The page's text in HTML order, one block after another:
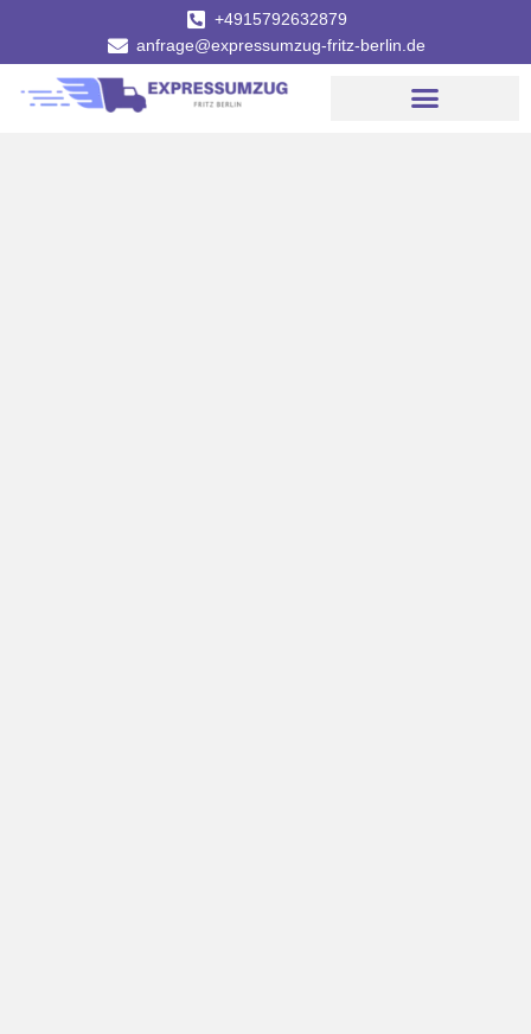
+4915792632879
anfrage@expressumzug-fritz-berlin.de